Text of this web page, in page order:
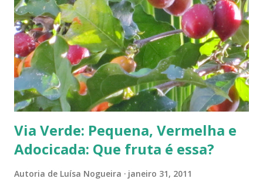
Via Verde: Pequena, Vermelha e
Adocicada: Que fruta é essa?
Autoria de Luísa Nogueira janeiro 31, 2011